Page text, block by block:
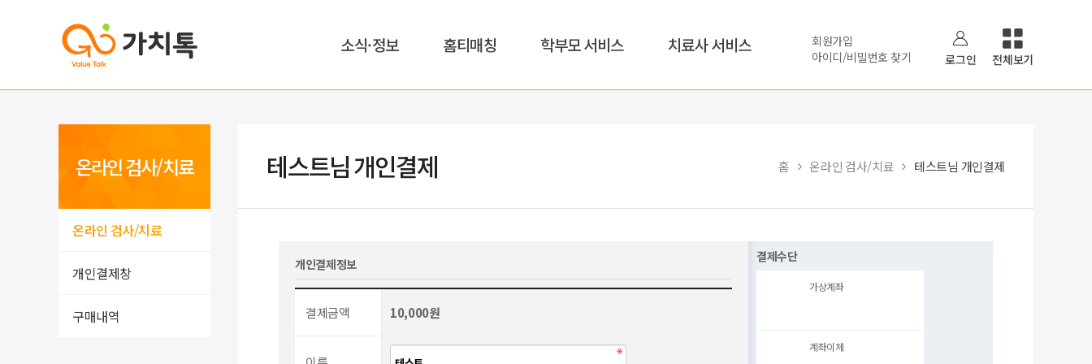
소식·정보 홈티매칭 학부모 서비스 치료사 서비스
회원가입
아이디/비밀번호 찾기
로그인 전체보기
온라인 검사/치료
온라인 검사/치료
개인결제창
구매내역
테스트님 개인결제 홈 온라인 검사/치료 테스트님 개인결제
개인결제정보
결제금액 10,000원
결제수단
가상계좌
계좌이체